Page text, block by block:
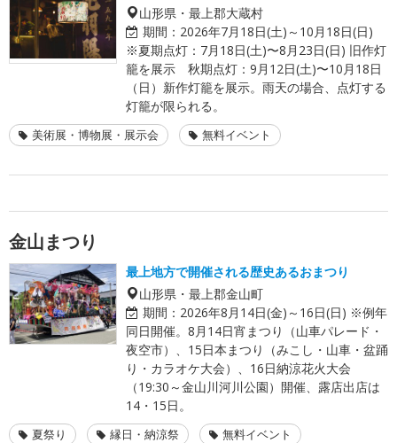
山形県・最上郡大蔵村
期間： 2026年7月18日(土)～10月18日(日)
※夏期点灯：7月18日(土)〜8月23日(日) 旧作灯
籠を展示 秋期点灯：9月12日(土)〜10月18日
（日）新作灯籠を展示。雨天の場合、点灯する
灯籠が限られる。
美術展・博物展・展示会 無料イベント
金山まつり
最上地方で開催される歴史あるおまつり
山形県・最上郡金山町
期間： 2026年8月14日(金)～16日(日) ※例年
同日開催。8月14日宵まつり（山車パレード・
夜空市）、15日本まつり（みこし・山車・盆踊
り・カラオケ大会）、16日納涼花火大会
（19:30～金山川河川公園）開催、露店出店は
14・15日。
夏祭り 縁日・納涼祭 無料イベント